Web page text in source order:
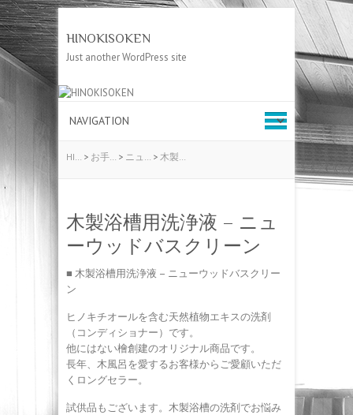
HINOKISOKEN
Just another WordPress site
HI… > お手… > ニュ… > 木製…
木製浴槽用洗浄液 – ニュ
ーウッドバスクリーン
■ 木製浴槽用洗浄液 – ニューウッドバスクリー
ン
ヒノキチオールを含む天然植物エキスの洗剤
（コンディショナー）です。
他にはない檜創建のオリジナル商品です。
長年、木風呂を愛するお客様からご愛顧いただ
くロングセラー。
試供品もございます。木製浴槽の洗剤でお悩み